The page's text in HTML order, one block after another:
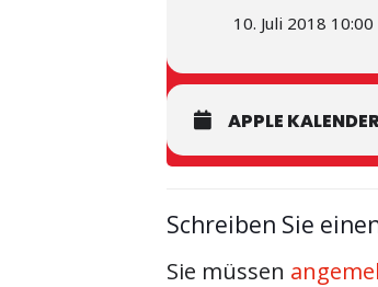
10. Juli 2018 10:00
APPLE
Schreiben Sie
Sie müssen